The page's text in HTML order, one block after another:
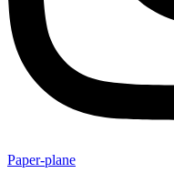
Paper-plane